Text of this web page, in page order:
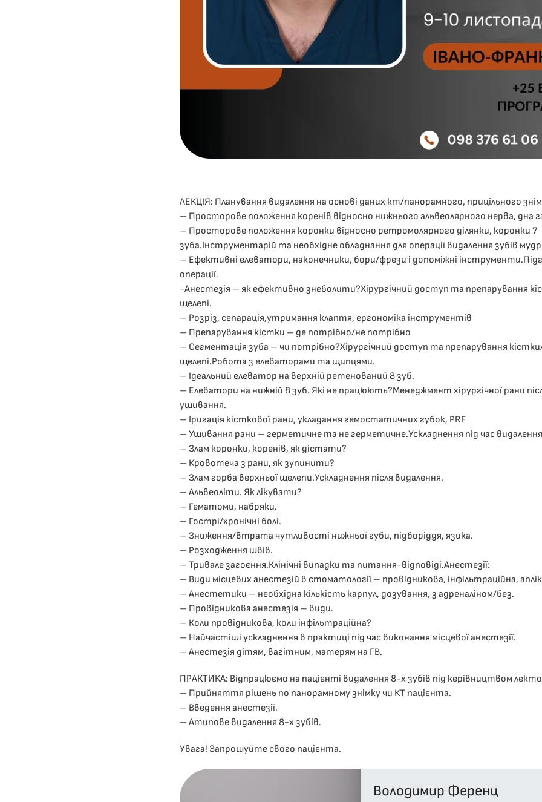
ЛЕКЦІЯ: Планування видалення на основі даних кт/панорамного, прицільного
– Просторове положення коренів відносно нижнього альвеолярного нерва, дна
– Просторове положення коронки відносно ретромолярного ділянки, коронки 7
зуба.Інструментарій та необхідне обладнання для операції видалення зубів
– Ефективні елеватори, наконечники, бори/фрези і допоміжні
операції.
-Анестезія – як ефективно знеболити?Хірургічний доступ та препарування
щелепі.
– Розріз, сепарація,утримання клаптя, ергономіка інструментів
– Препарування кістки – де потрібно/не потрібно
– Сегментація зуба – чи потрібно?Хірургічний доступ та препарування
щелепі.Робота з елеваторами та щипцями.
– Ідеальний елеватор на верхній ретенований 8 зуб.
– Елеватори на нижній 8 зуб. Які не працюють?Менеджмент хірургічної рани
ушивання.
– Іригація кісткової рани, укладання гемостатичних губок, PRF
– Ушивання рани – герметичне та не герметичне.Ускладнення під час
– Злам коронки, коренів, як дістати?
– Кровотеча з рани, як зупинити?
– Злам горба верхньої щелепи.Ускладнення після видалення.
– Альвеоліти. Як лікувати?
– Гематоми, набряки.
– Гострі/хронічні болі.
– Зниження/втрата чутливості нижньої губи, підборіддя, язика.
– Розходження швів.
– Тривале загоєння.Клінічні випадки та питання-відповіді.Анестезії:
– Види місцевих анестезій в стоматології – провідникова, інфільтраційна,
– Анестетики – необхідна кількість карпул, дозування, з адреналіном/без.
– Провідникова анестезія – види.
– Коли провідникова, коли інфільтраційна?
– Найчастіші ускладнення в практиці під час виконання місцевої анестезії.
– Анестезія дітям, вагітним, матерям на ГВ.
ПРАКТИКА: Відпрацюємо на пацієнті видалення 8-х зубів під керівництвом
– Прийняття рішень по панорамному знімку чи КТ пацієнта.
– Введення анестезії.
– Атипове видалення 8-х зубів.
Увага! Запрошуйте свого пацієнта.
Володимир Ференц